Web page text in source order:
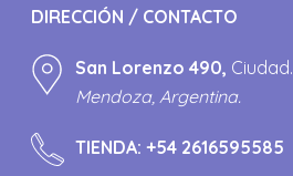
DIRECCIÓN / CONTACTO
San Lorenzo 490, Ciudad.
Mendoza, Argentina.
TIENDA:+54 2616595585